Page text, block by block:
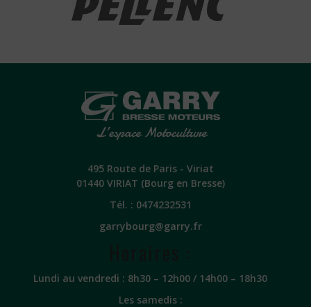
495 Route de Paris - Viriat
01440 VIRIAT (Bourg en Bresse)
Tél. : 0474232531
garrybourg@garry.fr
Lundi au vendredi : 8h30 – 12h00 / 14h00 – 18h30
Les samedis :